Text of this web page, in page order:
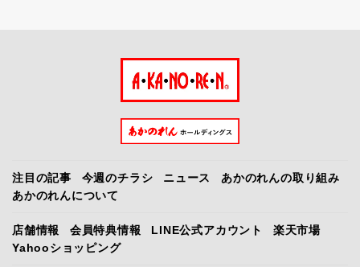
注目の記事 今週のチラシ ニュース
あかのれんの取り組み
あかのれんについて
店舗情報 会員特典情報 LINE公式アカウント
楽天市場
Yahooショッピング